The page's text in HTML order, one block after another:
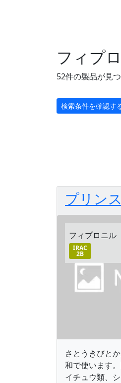
フィプ
52件の製品が見つ
検索条件を確認す
プリン
フィプロニル
IRAC
2B
さとうきびと
和で使います
イチュウ類、